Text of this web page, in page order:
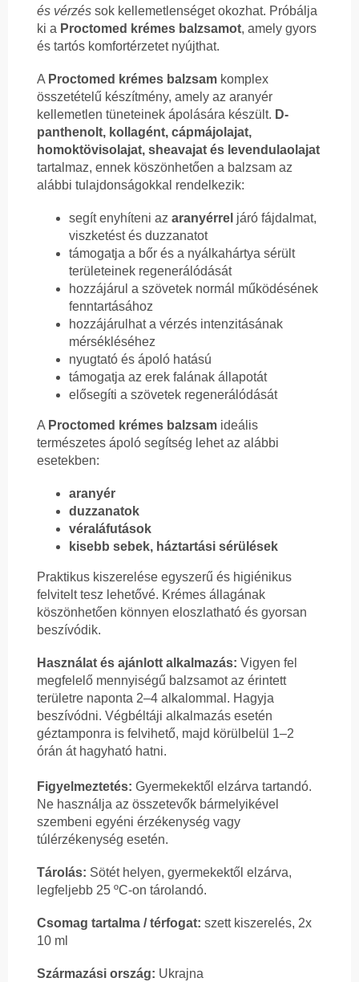
és vérzés sok kellemetlenséget okozhat. Próbálja
ki a Proctomed krémes balzsamot, amely gyors
és tartós komfortérzetet nyújthat.
A Proctomed krémes balzsam komplex
összetételű készítmény, amely az aranyér
kellemetlen tüneteinek ápolására készült. D-
panthenolt, kollagént, cápmájolajat,
homoktövisolajat, sheavajat és levendulaolajat
tartalmaz, ennek köszönhetően a balzsam az
alábbi tulajdonságokkal rendelkezik:
segít enyhíteni az aranyérrel járó fájdalmat,
viszketést és duzzanatot
támogatja a bőr és a nyálkahártya sérült
területeinek regenerálódását
hozzájárul a szövetek normál működésének
fenntartásához
hozzájárulhat a vérzés intenzitásának
mérsékléséhez
nyugtató és ápoló hatású
támogatja az erek falának állapotát
elősegíti a szövetek regenerálódását
A Proctomed krémes balzsam ideális
természetes ápoló segítség lehet az alábbi
esetekben:
aranyér
duzzanatok
véraláfutások
kisebb sebek, háztartási sérülések
Praktikus kiszerelése egyszerű és higiénikus
felvitelt tesz lehetővé. Krémes állagának
köszönhetően könnyen eloszlatható és gyorsan
beszívódik.
Használat és ajánlott alkalmazás: Vigyen fel
megfelelő mennyiségű balzsamot az érintett
területre naponta 2–4 alkalommal. Hagyja
beszívódni. Végbéltáji alkalmazás esetén
géztamponra is felvihető, majd körülbelül 1–2
órán át hagyható hatni.
Figyelmeztetés: Gyermekektől elzárva tartandó.
Ne használja az összetevők bármelyikével
szembeni egyéni érzékenység vagy
túlérzékenység esetén.
Tárolás: Sötét helyen, gyermekektől elzárva,
legfeljebb 25 ºC-on tárolandó.
Csomag tartalma / térfogat: szett kiszerelés, 2x
10 ml
Származási ország: Ukrajna